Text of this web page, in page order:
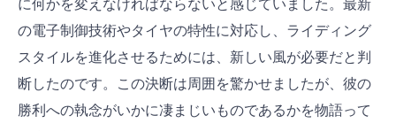
に何かを変えなければならないと感じていました。最新
の電子制御技術やタイヤの特性に対応し、ライディング
スタイルを進化させるためには、新しい風が必要だと判
断したのです。この決断は周囲を驚かせましたが、彼の
勝利への執念がいかに凄まじいものであるかを物語って